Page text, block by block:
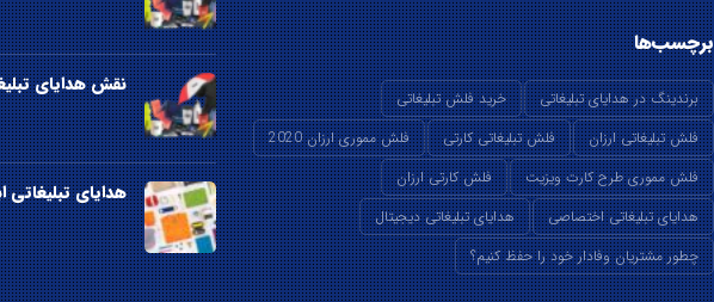
برچسب‌ها
برندینگ در هدایای تبلیغاتی
خرید فلش تبلیغاتی
فلش تبلیغاتی ارزان
فلش تبلیغاتی کارتی
فلش مموری ارزان 2020
فلش مموری طرح کارت ویزیت
فلش کارتی ارزان
هدایای تبلیغاتی اختصاصی
هدایای تبلیغاتی دیجیتال
چطور مشتریان وفادار خود را حفظ کنیم؟
نقش هدایای
هدایای تبلیغاتی